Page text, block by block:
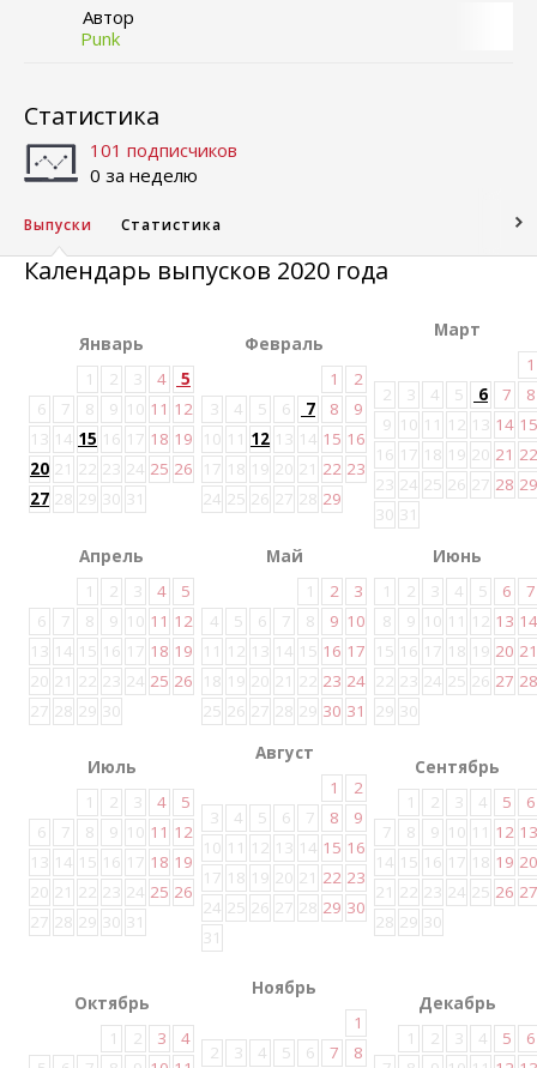
Автор
Punk
Статистика
101 подписчиков
0 за неделю
Выпуски Статистика
Календарь выпусков 2020 года
Январь
1
2 3 4
5
6
7 8 9 10 11 12
13 14 15 16 17 18 19
20 21 22 23 24 25 26
27 28 29 30 31
Февраль
1
2
3
4 5 6 7 8
9
10 11 12 13 14 15 16
17 18 19 20 21 22 23
24 25 26 27 28 29
Март
1
2
3 4 5 6 7
8
9 10 11 12 13 14 15
16 17 18 19 20 21 22
23 24 25 26 27 28 29
30 31
Апрель
1
2 3 4
5
6
7 8 9 10 11 12
13 14 15 16 17 18 19
20 21 22 23 24 25 26
27 28 29 30
Май
1
2
3
4
5 6 7 8 9 10
11 12 13 14 15 16 17
18 19 20 21 22 23 24
25 26 27 28 29 30 31
Июнь
1
2 3 4 5 6
7
8
9 10 11 12 13 14
15 16 17 18 19 20 21
22 23 24 25 26 27 28
29 30
Июль
1
2 3 4
5
6
7 8 9 10 11 12
13 14 15 16 17 18 19
20 21 22 23 24 25 26
27 28 29 30 31
Август
1
2
3
4 5 6 7 8
9
10 11 12 13 14 15 16
17 18 19 20 21 22 23
24 25 26 27 28 29 30
31
Сентябрь
1
2 3 4 5
6
7
8 9 10 11 12 13
14 15 16 17 18 19 20
21 22 23 24 25 26 27
28 29 30
Октябрь
1
2 3
4
Ноябрь
1
2
3 4 5 6 7 8
Декабрь
1
2 3 4 5
6